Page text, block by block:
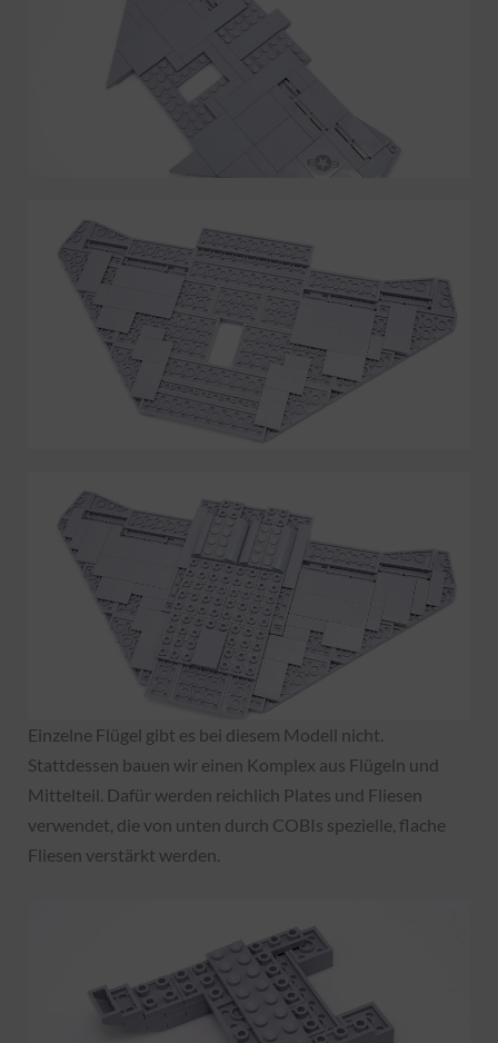
Einzelne Flügel gibt es bei diesem Modell nicht.
Stattdessen bauen wir einen Komplex aus Flügeln und
Mittelteil. Dafür werden reichlich Plates und Fliesen
verwendet, die von unten durch COBIs spezielle, flache
Fliesen verstärkt werden.